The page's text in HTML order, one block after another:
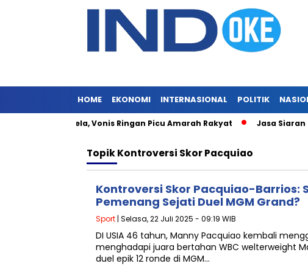
HOME EKONOMI INTERNASIONAL POLITIK
Merajalela, Vonis Ringan Picu Amarah Rakyat Jasa Siaran
TopikKontroversi Skor Pacquiao
Kontroversi Skor Pacquiao-Barrios:
Pemenang Sejati Duel MGM Grand?
Sport | Selasa, 22 Juli 2025 - 09:19 WIB
DI USIA 46 tahun, Manny Pacquiao kembali
menghadapi juara bertahan WBC welterweight
duel epik 12 ronde di MGM…